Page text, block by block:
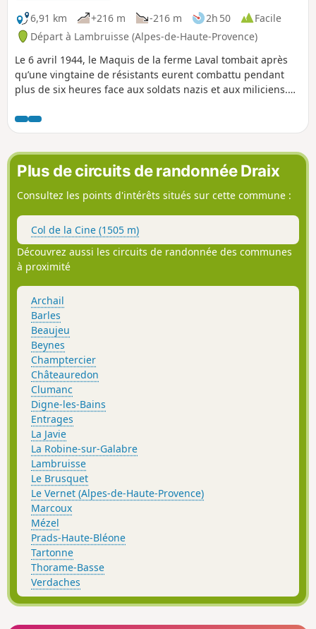
6,91 km
+216 m -216 m 2h 50
Facile
Départ à Lambruisse (Alpes-de-Haute-Provence)
Le 6 avril 1944, le Maquis de la ferme Laval tombait après
qu’une vingtaine de résistants eurent combattu pendant
plus de six heures face aux soldats nazis et aux miliciens.
rendre sur les lieux de cette tragédie.
Plus de circuits de randonnée Draix
Consultez les points d'intérêts situés sur cette commune :
Col de la Cine (1505 m)
Découvrez aussi les circuits de randonnée des communes
à proximité
Archail
Barles
Beaujeu
Beynes
Champtercier
Châteauredon
Clumanc
Digne-les-Bains
Entrages
La Javie
La Robine-sur-Galabre
Lambruisse
Le Brusquet
Le Vernet (Alpes-de-Haute-Provence)
Marcoux
Mézel
Prads-Haute-Bléone
Tartonne
Thorame-Basse
Verdaches